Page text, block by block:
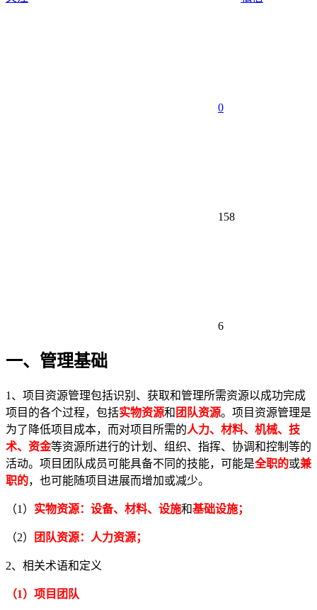
0
158
6
一、管理基础
1、项目资源管理包括识别、获取和管理所需资源以成功完成
项目的各个过程，包括实物资源和 团队资源。项目资源管理是
为了降低项目成本，而对项目所需的人力、材料、机械、技
术、资金等资源所进行的计划、组织、指挥、协调和控制等的
活动。项目团队成员可能具备不同的技能，可能是全职的或兼
职的，也可能随项目进展而增加或减少。
（1） 实物资源： 设备、材料、设施和基础设施；
（2） 团队资源： 人力资源；
2、相关术语和定义
（1）项目团队